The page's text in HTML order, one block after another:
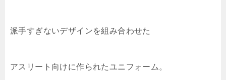
派手すぎないデザインを組み合わせた
アスリート向けに作られたユニフォーム。